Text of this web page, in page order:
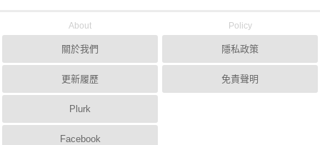
About
關於我們
更新履歷
Plurk
Facebook
Policy
隱私政策
免責聲明